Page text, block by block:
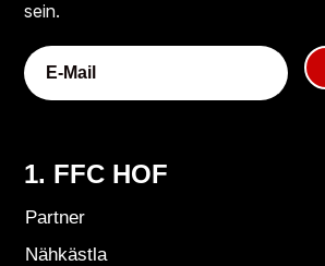
sein.
1. FFC HOF
Partner
Nähkästla